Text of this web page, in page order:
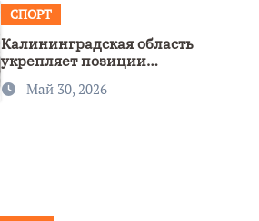
СПОРТ
Калининградская область
укрепляет позиции
спортивного региона
Май 30, 2026